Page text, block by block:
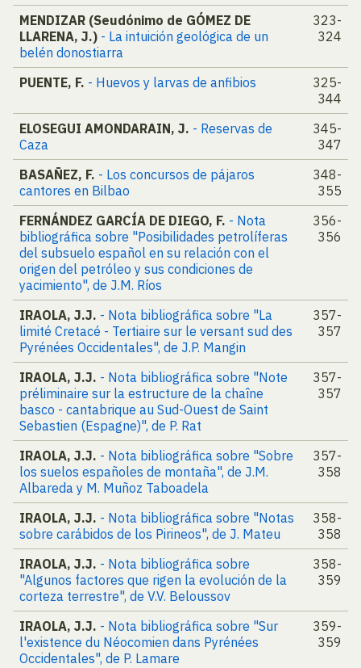
MENDIZAR (Seudónimo de GÓMEZ DE
LLARENA, J.) - La intuición geológica de un
belén donostiarra
323-
324
PUENTE, F. - Huevos y larvas de anfibios
325-
344
ELOSEGUI AMONDARAIN, J. - Reservas de
Caza
345-
347
BASAÑEZ, F. - Los concursos de pájaros
cantores en Bilbao
348-
355
FERNÁNDEZ GARCÍA DE DIEGO, F. - Nota
bibliográfica sobre "Posibilidades petrolíferas
del subsuelo español en su relación con el
origen del petróleo y sus condiciones de
yacimiento", de J.M. Ríos
356-
356
IRAOLA, J.J. - Nota bibliográfica sobre "La
limité Cretacé - Tertiaire sur le versant sud des
Pyrénées Occidentales", de J.P. Mangin
357-
357
IRAOLA, J.J. - Nota bibliográfica sobre "Note
préliminaire sur la estructure de la chaîne
basco - cantabrique au Sud-Ouest de Saint
Sebastien (Espagne)", de P. Rat
357-
357
IRAOLA, J.J. - Nota bibliográfica sobre "Sobre
los suelos españoles de montaña", de J.M.
Albareda y M. Muñoz Taboadela
357-
358
IRAOLA, J.J. - Nota bibliográfica sobre "Notas
sobre carábidos de los Pirineos", de J. Mateu
358-
358
IRAOLA, J.J. - Nota bibliográfica sobre
"Algunos factores que rigen la evolución de la
corteza terrestre", de V.V. Beloussov
358-
359
IRAOLA, J.J. - Nota bibliográfica sobre "Sur
l'existence du Néocomien dans Pyrénées
Occidentales", de P. Lamare
359-
359